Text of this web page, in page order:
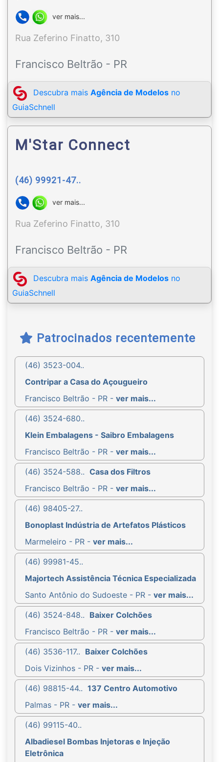
ver mais...
Rua Zeferino Finatto, 310
Francisco Beltrão - PR
Descubra mais Agência de Modelos no
GuiaSchnell
M'Star Connect
(46) 99921-47..
ver mais...
Rua Zeferino Finatto, 310
Francisco Beltrão - PR
Descubra mais Agência de Modelos no
GuiaSchnell
Patrocinados recentemente
(46) 3523-004..
Contripar a Casa do Açougueiro
Francisco Beltrão - PR - ver mais...
(46) 3524-680..
Klein Embalagens - Saibro Embalagens
Francisco Beltrão - PR - ver mais...
(46) 3524-588.. Casa dos Filtros
Francisco Beltrão - PR - ver mais...
(46) 98405-27..
Bonoplast Indústria de Artefatos Plásticos
Marmeleiro - PR - ver mais...
(46) 99981-45..
Majortech Assistência Técnica Especializada
Santo Antônio do Sudoeste - PR - ver mais...
(46) 3524-848.. Baixer Colchões
Francisco Beltrão - PR - ver mais...
(46) 3536-117.. Baixer Colchões
Dois Vizinhos - PR - ver mais...
(46) 98815-44.. 137 Centro Automotivo
Palmas - PR - ver mais...
(46) 99115-40..
Albadiesel Bombas Injetoras e Injeção
Eletrônica